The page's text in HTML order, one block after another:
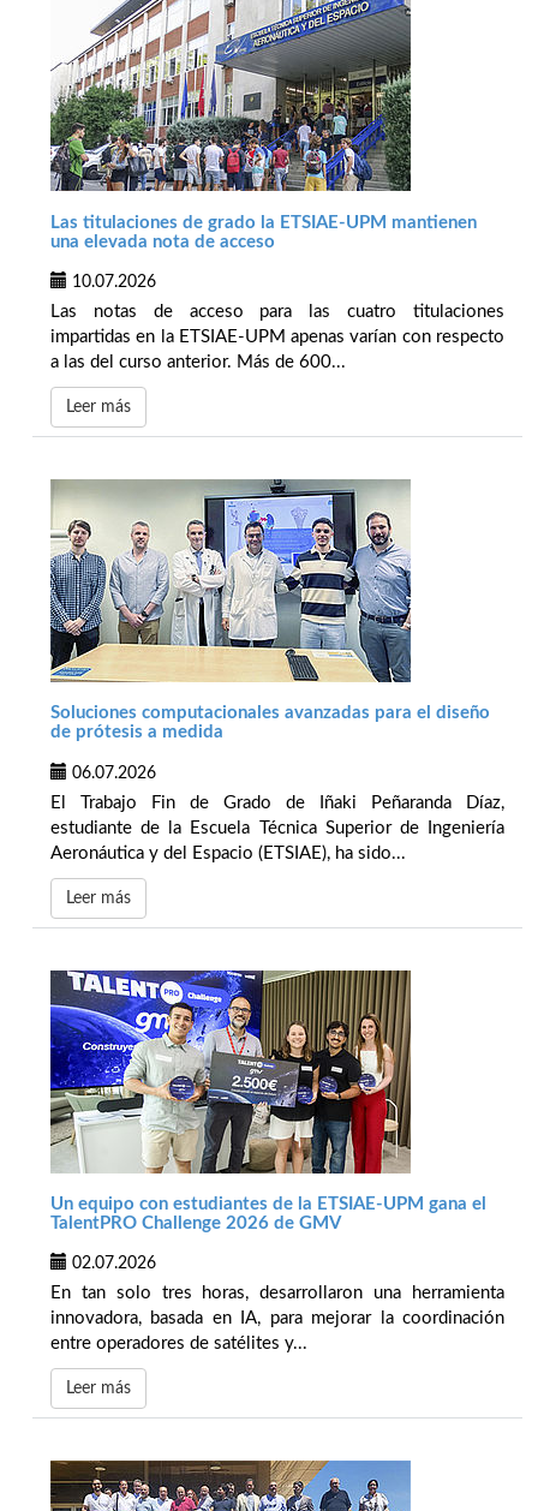
Las titulaciones de grado la ETSIAE-UPM mantienen
una elevada nota de acceso
10.07.2026
Las notas de acceso para las cuatro titulaciones
impartidas en la ETSIAE-UPM apenas varían con respecto
a las del curso anterior. Más de 600...
Leer más
Soluciones computacionales avanzadas para el diseño
de prótesis a medida
06.07.2026
El Trabajo Fin de Grado de Iñaki Peñaranda Díaz,
estudiante de la Escuela Técnica Superior de Ingeniería
Aeronáutica y del Espacio (ETSIAE), ha sido...
Leer más
Un equipo con estudiantes de la ETSIAE-UPM gana el
TalentPRO Challenge 2026 de GMV
02.07.2026
En tan solo tres horas, desarrollaron una herramienta
innovadora, basada en IA, para mejorar la coordinación
entre operadores de satélites y...
Leer más